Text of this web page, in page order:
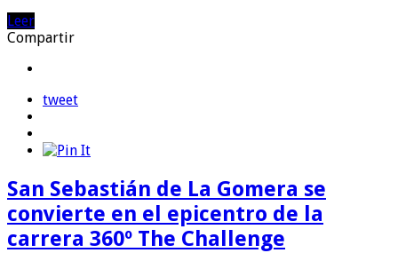
Leer
Compartir
tweet
San Sebastián de La Gomera se
convierte en el epicentro de la
carrera 360º The Challenge